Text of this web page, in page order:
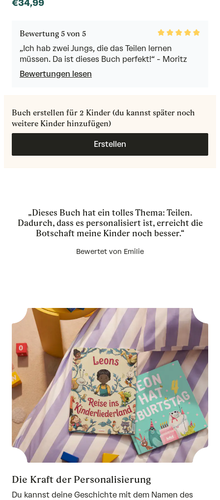
€34,99
Bewertung 5 von 5
Rated
of
„Ich hab zwei Jungs, die das Teilen lernen
müssen. Da ist dieses Buch perfekt!“ - Moritz
Bewertungen lesen
Buch erstellen für 2 Kinder (du kannst später noch
weitere Kinder hinzufügen)
Erstellen
„Dieses Buch hat ein tolles Thema: Teilen.
Dadurch, dass es personalisiert ist, erreicht die
Botschaft meine Kinder noch besser.“
Bewertet von Emilie
Die Kraft der Personalisierung
Du kannst deine Geschichte mit dem Namen des